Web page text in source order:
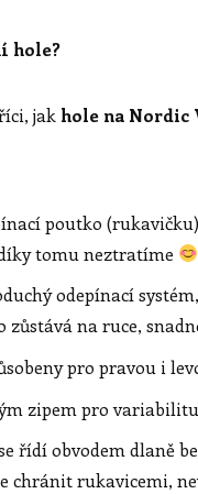
hole?
jak hole na Nordic
poutko
tomu neztratíme
odepínací
zůstává na ruce,
pro pravou i
zipem pro
řídí obvodem dlaně
chránit rukavicemi,